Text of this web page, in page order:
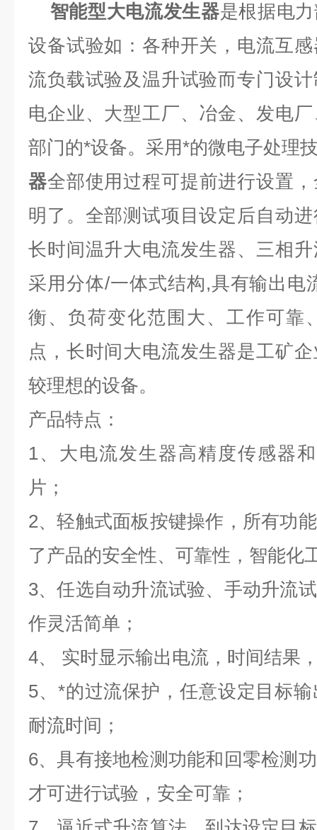
智能型大电流发生器是根据电
设备试验如：各种开关，电流互
流负载试验及温升试验而专门设
电企业、大型工厂、冶金、发电
部门的*设备。采用*的微电子处理
器全部使用过程可提前进行设置
明了。全部测试项目设定后自动
长时间温升大电流发生器、三相
采用分体/一体式结构,具有输出电
衡、负荷变化范围大、工作可靠
点，长时间大电流发生器是工矿
较理想的设备。
产品特点：
1、大电流发生器高精度传感器
片；
2、轻触式面板按键操作，所有功
了产品的安全性、可靠性，智能化
3、任选自动升流试验、手动升流
作灵活简单；
4、 实时显示输出电流，时间结果
5、*的过流保护，任意设定目标
耐流时间；
6、具有接地检测功能和回零检测
才可进行试验，安全可靠；